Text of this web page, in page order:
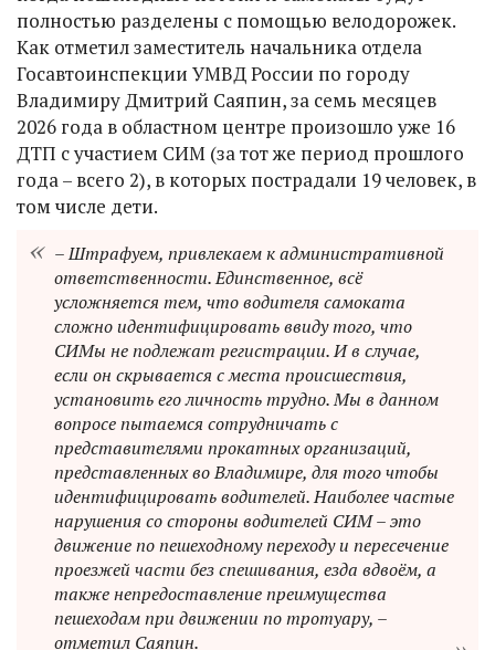
полностью разделены с помощью велодорожек.
Как отметил заместитель начальника отдела
Госавтоинспекции УМВД России по городу
Владимиру Дмитрий Саяпин, за семь месяцев
2026 года в областном центре произошло уже 16
ДТП с участием СИМ (за тот же период прошлого
года – всего 2), в которых пострадали 19 человек, в
том числе дети.
– Штрафуем, привлекаем к административной
ответственности. Единственное, всё
усложняется тем, что водителя самоката
сложно идентифицировать ввиду того, что
СИМы не подлежат регистрации. И в случае,
если он скрывается с места происшествия,
установить его личность трудно. Мы в данном
вопросе пытаемся сотрудничать с
представителями прокатных организаций,
представленных во Владимире, для того чтобы
идентифицировать водителей. Наиболее частые
нарушения со стороны водителей СИМ – это
движение по пешеходному переходу и пересечение
проезжей части без спешивания, езда вдвоём, а
также непредоставление преимущества
пешеходам при движении по тротуару, –
отметил Саяпин.